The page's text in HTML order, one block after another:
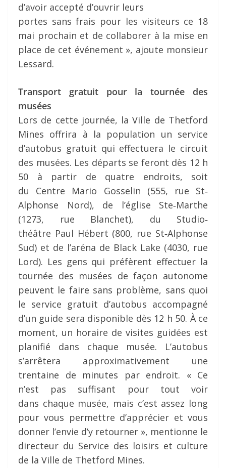
d’avoir accepté d’ouvrir leurs
portes sans frais pour les visiteurs ce 18
mai prochain et de collaborer à la mise en
place de cet événement », ajoute monsieur
Lessard.
Transport gratuit pour la tournée des
musées
Lors de cette journée, la Ville de Thetford
Mines offrira à la population un service
d’autobus gratuit qui effectuera le circuit
des musées. Les départs se feront dès 12 h
50 à partir de quatre endroits, soit
du Centre Mario Gosselin (555, rue St‐
Alphonse Nord), de l’église Ste‐Marthe
(1273, rue Blanchet), du Studio‐
théâtre Paul Hébert (800, rue St‐Alphonse
Sud) et de l’aréna de Black Lake (4030, rue
Lord). Les gens qui préfèrent effectuer la
tournée des musées de façon autonome
peuvent le faire sans problème, sans quoi
le service gratuit d’autobus accompagné
d’un guide sera disponible dès 12 h 50. À ce
moment, un horaire de visites guidées est
planifié dans chaque musée. L’autobus
s’arrêtera approximativement une
trentaine de minutes par endroit. « Ce
n’est pas suffisant pour tout voir
dans chaque musée, mais c’est assez long
pour vous permettre d’apprécier et vous
donner l’envie d’y retourner », mentionne le
directeur du Service des loisirs et culture
de la Ville de Thetford Mines.